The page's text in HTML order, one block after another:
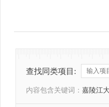
查找同类项目:
内容包含关键词： 嘉陵江